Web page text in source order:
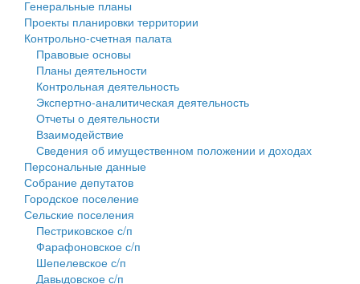
Проекты планировки территории
Собрание депутатов
Городское поселение
Сельские поселения
Генеральные планы
Проекты планировки территории
Контрольно-счетная палата
Правовые основы
Планы деятельности
Контрольная деятельность
Экспертно-аналитическая деятельность
Отчеты о деятельности
Взаимодействие
Сведения об имущественном положении и доходах
Персональные данные
Собрание депутатов
Городское поселение
Сельские поселения
Пестриковское с/п
Фарафоновское с/п
Шепелевское с/п
Давыдовское с/п